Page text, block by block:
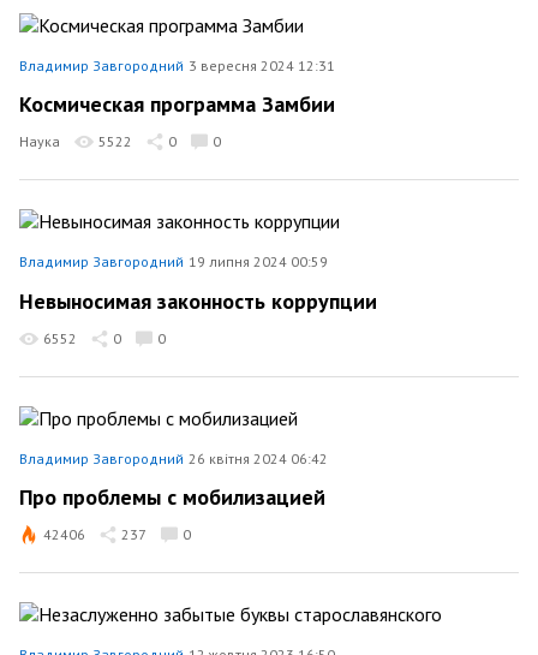
Владимир Завгородний 3 вересня 2024 12:31
Космическая программа Замбии
Наука 5522 0 0
Владимир Завгородний 19 липня 2024 00:59
Невыносимая законность коррупции
6552 0 0
Владимир Завгородний 26 квітня 2024 06:42
Про проблемы с мобилизацией
42406 237 0